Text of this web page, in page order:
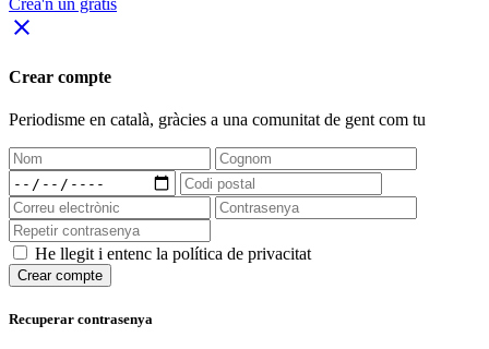
close
Crear compte
Periodisme en català, gràcies a una comunitat de gent com tu
He llegit i entenc la política de privacitat
Crear compte
Recuperar contrasenya